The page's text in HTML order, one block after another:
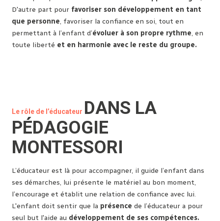
D'autre part pour favoriser son développement en tant
que personne, favoriser la confiance en soi, tout en
permettant à l’enfant d’évoluer à son propre rythme, en
toute liberté et en harmonie avec le reste du groupe.
Le rôle de l’éducateur DANS LA
PÉDAGOGIE
MONTESSORI
L’éducateur est là pour accompagner, il guide l’enfant dans
ses démarches, lui présente le matériel au bon moment,
l’encourage et établit une relation de confiance avec lui.
L'enfant doit sentir que la présence de l’éducateur a pour
seul but l'aide au développement de ses compétences.